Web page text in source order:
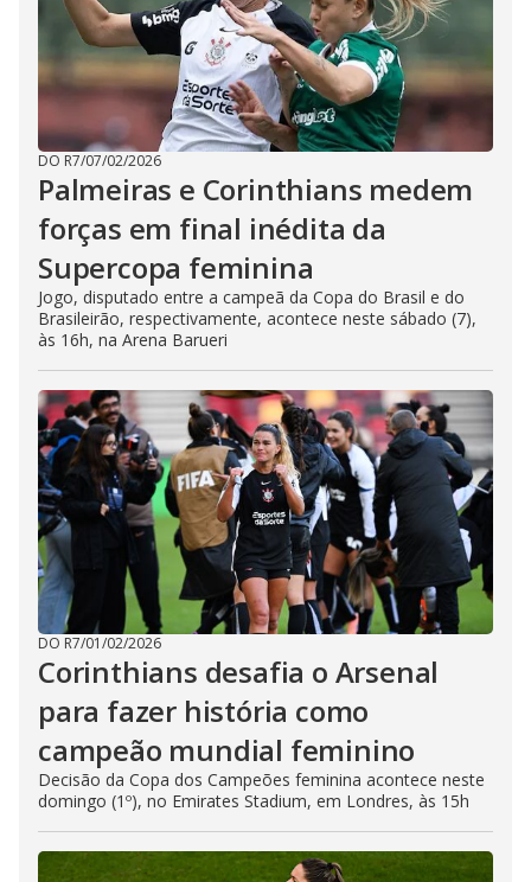
DO R7/07/02/2026
Palmeiras e Corinthians medem
forças em final inédita da
Supercopa feminina
Jogo, disputado entre a campeã da Copa do Brasil e do
Brasileirão, respectivamente, acontece neste sábado (7),
às 16h, na Arena Barueri
DO R7/01/02/2026
Corinthians desafia o Arsenal
para fazer história como
campeão mundial feminino
Decisão da Copa dos Campeões feminina acontece neste
domingo (1º), no Emirates Stadium, em Londres, às 15h